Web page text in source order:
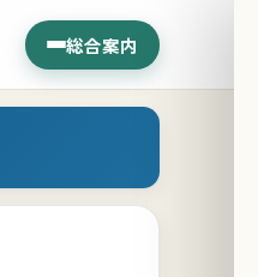
総合案内